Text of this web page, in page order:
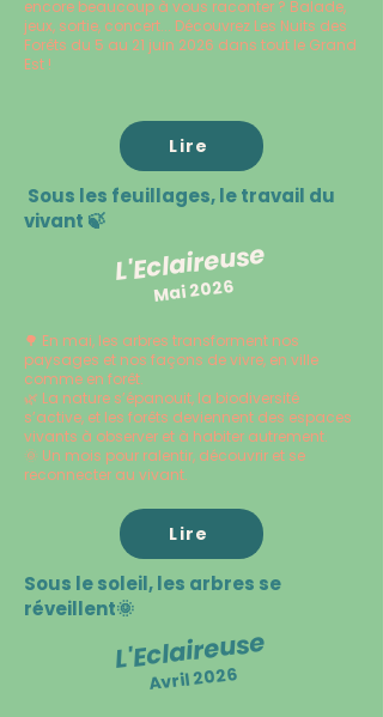
encore beaucoup à vous raconter ? Balade,
jeux, sortie, concert... Découvrez Les Nuits des
Forêts du 5 au 21 juin 2026 dans tout le Grand
Est !
Lire
Sous les feuillages, le travail du
vivant 🍃
L'Eclaireuse
Mai 2026
🌳 En mai, les arbres transforment nos
paysages et nos façons de vivre, en ville
comme en forêt.
🌿 La nature s’épanouit, la biodiversité
s’active, et les forêts deviennent des espaces
vivants à observer et à habiter autrement.
🌞 Un mois pour ralentir, découvrir et se
reconnecter au vivant.
Lire
Sous le soleil, les arbres se
réveillent🌞
L'Eclaireuse
Avril 2026